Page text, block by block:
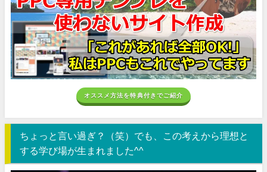
オススメ方法を特典付きでご紹介
ちょっと言い過ぎ？（笑）でも、この考えから理想と
する学び場が生まれました^^